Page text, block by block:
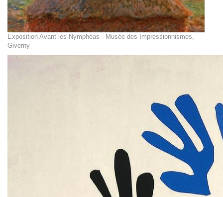
Exposition Avant les Nymphéas - Musée des Impressionnismes,
Giverny